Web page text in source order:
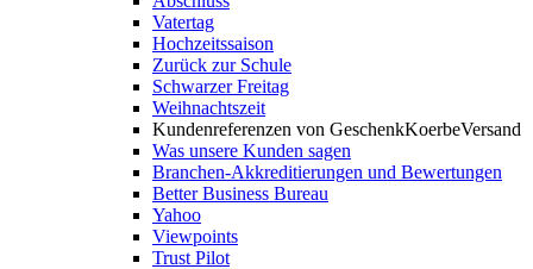
Vatertag
Hochzeitssaison
Zurück zur Schule
Schwarzer Freitag
Weihnachtszeit
Kundenreferenzen von GeschenkKoerbeVersand
Was unsere Kunden sagen
Branchen-Akkreditierungen und Bewertungen
Better Business Bureau
Yahoo
Viewpoints
Trust Pilot